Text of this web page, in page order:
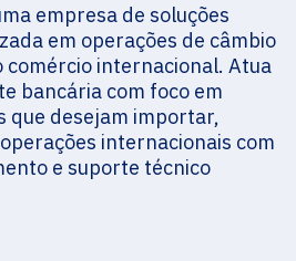
empresa de soluções
em operações de câmbio
comércio internacional. Atua
bancária com foco em
que desejam importar,
internacionais com
e suporte técnico